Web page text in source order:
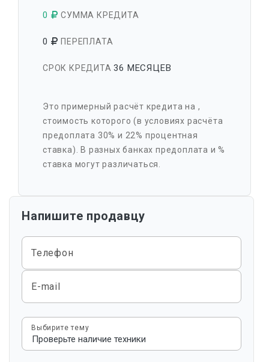
0 СУММА КРЕДИТА
0 ПЕРЕПЛАТА
СРОК КРЕДИТА36 МЕСЯЦЕВ
Это примерный расчёт кредита на ,
стоимость которого(в условиях расчёта
предоплата 30% и 22% процентная
ставка). В разных банках предоплата и %
ставка могут различаться.
Напишите продавцу
Телефон
E-mail
Выбирите тему